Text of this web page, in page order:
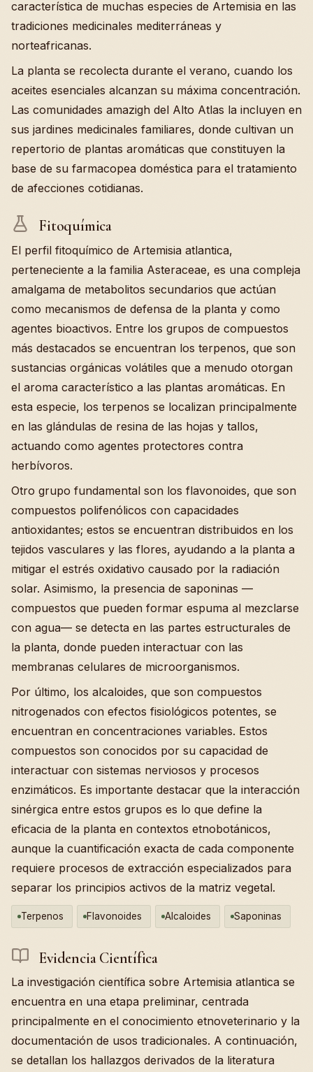
característica de muchas especies de Artemisia en las
tradiciones medicinales mediterráneas y
norteafricanas.
La planta se recolecta durante el verano, cuando los
aceites esenciales alcanzan su máxima concentración.
Las comunidades amazigh del Alto Atlas la incluyen en
sus jardines medicinales familiares, donde cultivan un
repertorio de plantas aromáticas que constituyen la
base de su farmacopea doméstica para el tratamiento
de afecciones cotidianas.
Fitoquímica
El perfil fitoquímico de Artemisia atlantica,
perteneciente a la familia Asteraceae, es una compleja
amalgama de metabolitos secundarios que actúan
como mecanismos de defensa de la planta y como
agentes bioactivos. Entre los grupos de compuestos
más destacados se encuentran los terpenos, que son
sustancias orgánicas volátiles que a menudo otorgan
el aroma característico a las plantas aromáticas. En
esta especie, los terpenos se localizan principalmente
en las glándulas de resina de las hojas y tallos,
actuando como agentes protectores contra
herbívoros.
Otro grupo fundamental son los flavonoides, que son
compuestos polifenólicos con capacidades
antioxidantes; estos se encuentran distribuidos en los
tejidos vasculares y las flores, ayudando a la planta a
mitigar el estrés oxidativo causado por la radiación
solar. Asimismo, la presencia de saponinas —
compuestos que pueden formar espuma al mezclarse
con agua— se detecta en las partes estructurales de
la planta, donde pueden interactuar con las
membranas celulares de microorganismos.
Por último, los alcaloides, que son compuestos
nitrogenados con efectos fisiológicos potentes, se
encuentran en concentraciones variables. Estos
compuestos son conocidos por su capacidad de
interactuar con sistemas nerviosos y procesos
enzimáticos. Es importante destacar que la interacción
sinérgica entre estos grupos es lo que define la
eficacia de la planta en contextos etnobotánicos,
aunque la cuantificación exacta de cada componente
requiere procesos de extracción especializados para
separar los principios activos de la matriz vegetal.
Terpenos Flavonoides Alcaloides Saponinas
Evidencia Científica
La investigación científica sobre Artemisia atlantica se
encuentra en una etapa preliminar, centrada
principalmente en el conocimiento etnoveterinario y la
documentación de usos tradicionales. A continuación,
se detallan los hallazgos derivados de la literatura